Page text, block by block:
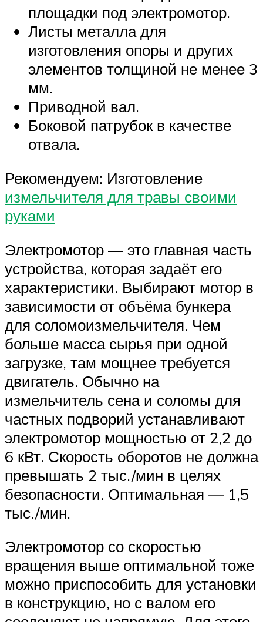
площадки под электромотор.
Листы металла для
изготовления опоры и других
элементов толщиной не менее 3
мм.
Приводной вал.
Боковой патрубок в качестве
отвала.
Рекомендуем: Изготовление
измельчителя для травы своими
руками
Электромотор — это главная часть
устройства, которая задаёт его
характеристики. Выбирают мотор в
зависимости от объёма бункера
для соломоизмельчителя. Чем
больше масса сырья при одной
загрузке, там мощнее требуется
двигатель. Обычно на
измельчитель сена и соломы для
частных подворий устанавливают
электромотор мощностью от 2,2 до
6 кВт. Скорость оборотов не должна
превышать 2 тыс./мин в целях
безопасности. Оптимальная — 1,5
тыс./мин.
Электромотор со скоростью
вращения выше оптимальной тоже
можно приспособить для установки
в конструкцию, но с валом его